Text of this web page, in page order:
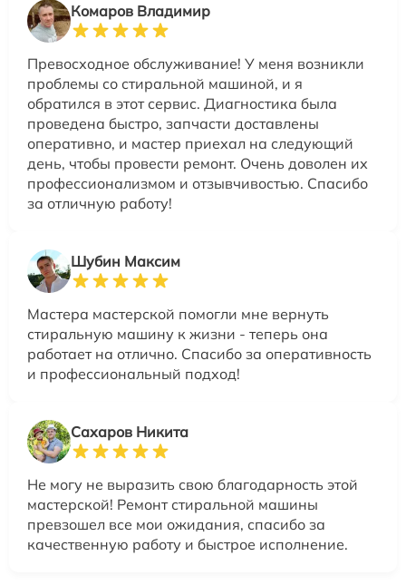
Комаров Владимир
Превосходное обслуживание! У меня возникли
проблемы со стиральной машиной, и я
обратился в этот сервис. Диагностика была
проведена быстро, запчасти доставлены
оперативно, и мастер приехал на следующий
день, чтобы провести ремонт. Очень доволен их
профессионализмом и отзывчивостью. Спасибо
за отличную работу!
Шубин Максим
Мастера мастерской помогли мне вернуть
стиральную машину к жизни - теперь она
работает на отлично. Спасибо за оперативность
и профессиональный подход!
Сахаров Никита
Не могу не выразить свою благодарность этой
мастерской! Ремонт стиральной машины
превзошел все мои ожидания, спасибо за
качественную работу и быстрое исполнение.